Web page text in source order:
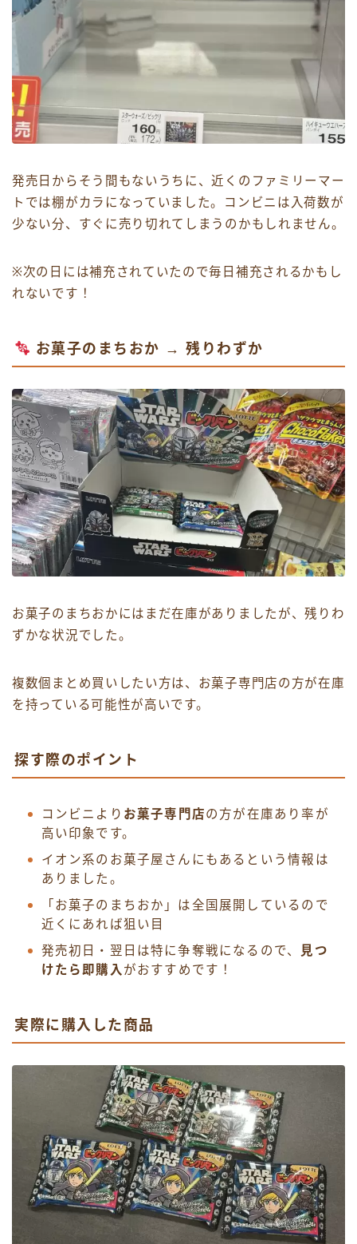
発売日からそう間もないうちに、近くのファミリーマー
トでは棚がカラになっていました。コンビニは入荷数が
少ない分、すぐに売り切れてしまうのかもしれません。
※次の日には補充されていたので毎日補充されるかもし
れないです！
お菓子のまちおか →残りわずか
お菓子のまちおかにはまだ在庫がありましたが、残りわ
ずかな状況でした。
複数個まとめ買いしたい方は、お菓子専門店の方が在庫
を持っている可能性が高いです。
探す際のポイント
コンビニより お菓子専門店の方が在庫あり率が
高い印象です。
イオン系のお菓子屋さんにもあるという情報は
ありました。
「お菓子のまちおか」は全国展開しているので
近くにあれば狙い目
発売初日・翌日は特に争奪戦になるので、 見つ
けたら即購入がおすすめです！
実際に購入した商品